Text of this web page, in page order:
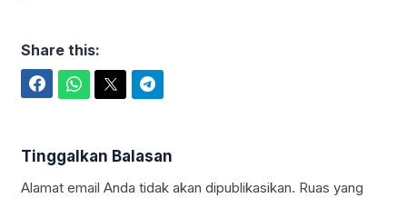
Share this:
Tinggalkan Balasan
Alamat email Anda tidak akan dipublikasikan. Ruas yang